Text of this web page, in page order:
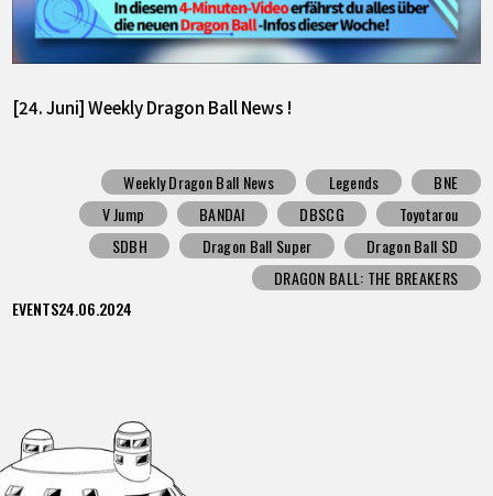
[24. Juni] Weekly Dragon Ball News !
Weekly Dragon Ball News Legends
BNE
V Jump
BANDAI DBSCG
Toyotarou
SDBH
Dragon Ball Super
Dragon Ball SD
DRAGON BALL: THE BREAKERS
EVENTS24.06.2024